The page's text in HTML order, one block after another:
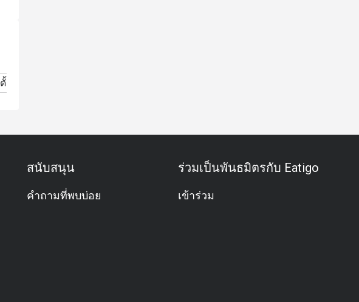
ดั้งเดิม/ประวัติศาสตร์
สนับสนุน
คำถามที่พบบ่อย
ร่วมเป็นพันธมิตรกับ Eatigo
เข้าร่วม